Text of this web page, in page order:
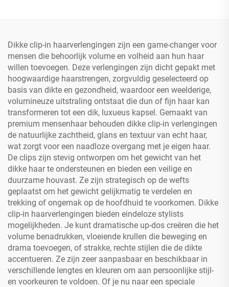
Dikke clip-in haarverlengingen zijn een game-changer voor
mensen die behoorlijk volume en volheid aan hun haar
willen toevoegen. Deze verlengingen zijn dicht gepakt met
hoogwaardige haarstrengen, zorgvuldig geselecteerd op
basis van dikte en gezondheid, waardoor een weelderige,
volumineuze uitstraling ontstaat die dun of fijn haar kan
transformeren tot een dik, luxueus kapsel. Gemaakt van
premium mensenhaar behouden dikke clip-in verlengingen
de natuurlijke zachtheid, glans en textuur van echt haar,
wat zorgt voor een naadloze overgang met je eigen haar.
De clips zijn stevig ontworpen om het gewicht van het
dikke haar te ondersteunen en bieden een veilige en
duurzame houvast. Ze zijn strategisch op de wefts
geplaatst om het gewicht gelijkmatig te verdelen en
trekking of ongemak op de hoofdhuid te voorkomen. Dikke
clip-in haarverlengingen bieden eindeloze stylists
mogelijkheden. Je kunt dramatische up-dos creëren die het
volume benadrukken, vloeiende krullen die beweging en
drama toevoegen, of strakke, rechte stijlen die de dikte
accentueren. Ze zijn zeer aanpasbaar en beschikbaar in
verschillende lengtes en kleuren om aan persoonlijke stijl-
en voorkeuren te voldoen. Of je nu naar een speciale